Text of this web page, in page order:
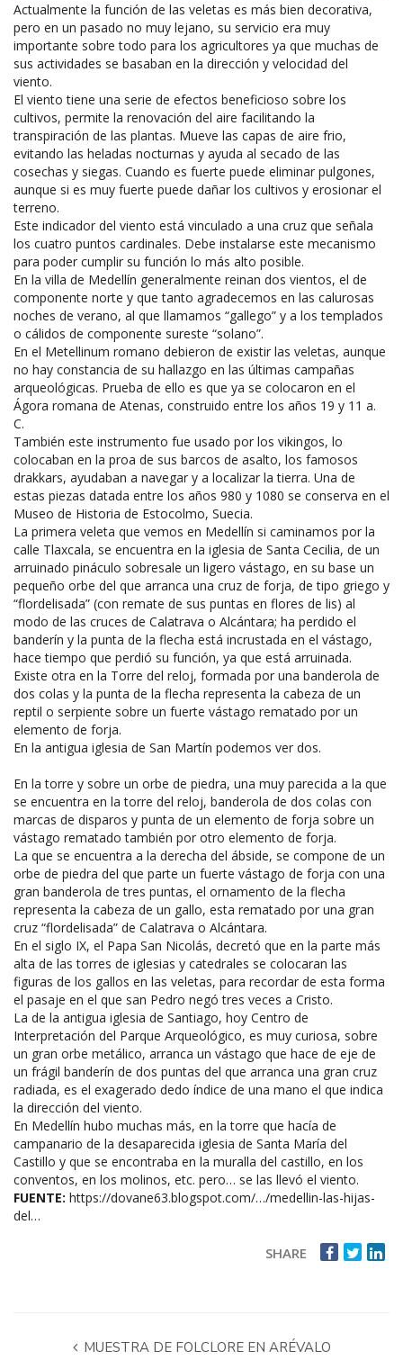
Actualmente la función de las veletas es más bien decorativa,
pero en un pasado no muy lejano, su servicio era muy
importante sobre todo para los agricultores ya que muchas de
sus actividades se basaban en la dirección y velocidad del
viento.
El viento tiene una serie de efectos beneficioso sobre los
cultivos, permite la renovación del aire facilitando la
transpiración de las plantas. Mueve las capas de aire frio,
evitando las heladas nocturnas y ayuda al secado de las
cosechas y siegas. Cuando es fuerte puede eliminar pulgones,
aunque si es muy fuerte puede dañar los cultivos y erosionar el
terreno.
Este indicador del viento está vinculado a una cruz que señala
los cuatro puntos cardinales. Debe instalarse este mecanismo
para poder cumplir su función lo más alto posible.
En la villa de Medellín generalmente reinan dos vientos, el de
componente norte y que tanto agradecemos en las calurosas
noches de verano, al que llamamos “gallego” y a los templados
o cálidos de componente sureste “solano”.
En el Metellinum romano debieron de existir las veletas, aunque
no hay constancia de su hallazgo en las últimas campañas
arqueológicas. Prueba de ello es que ya se colocaron en el
Ágora romana de Atenas, construido entre los años 19 y 11 a.
C.
También este instrumento fue usado por los vikingos, lo
colocaban en la proa de sus barcos de asalto, los famosos
drakkars, ayudaban a navegar y a localizar la tierra. Una de
estas piezas datada entre los años 980 y 1080 se conserva en el
Museo de Historia de Estocolmo, Suecia.
La primera veleta que vemos en Medellín si caminamos por la
calle Tlaxcala, se encuentra en la iglesia de Santa Cecilia, de un
arruinado pináculo sobresale un ligero vástago, en su base un
pequeño orbe del que arranca una cruz de forja, de tipo griego y
“flordelisada” (con remate de sus puntas en flores de lis) al
modo de las cruces de Calatrava o Alcántara; ha perdido el
banderín y la punta de la flecha está incrustada en el vástago,
hace tiempo que perdió su función, ya que está arruinada.
Existe otra en la Torre del reloj, formada por una banderola de
dos colas y la punta de la flecha representa la cabeza de un
reptil o serpiente sobre un fuerte vástago rematado por un
elemento de forja.
En la antigua iglesia de San Martín podemos ver dos.
En la torre y sobre un orbe de piedra, una muy parecida a la que
se encuentra en la torre del reloj, banderola de dos colas con
marcas de disparos y punta de un elemento de forja sobre un
vástago rematado también por otro elemento de forja.
La que se encuentra a la derecha del ábside, se compone de un
orbe de piedra del que parte un fuerte vástago de forja con una
gran banderola de tres puntas, el ornamento de la flecha
representa la cabeza de un gallo, esta rematado por una gran
cruz “flordelisada” de Calatrava o Alcántara.
En el siglo IX, el Papa San Nicolás, decretó que en la parte más
alta de las torres de iglesias y catedrales se colocaran las
figuras de los gallos en las veletas, para recordar de esta forma
el pasaje en el que san Pedro negó tres veces a Cristo.
La de la antigua iglesia de Santiago, hoy Centro de
Interpretación del Parque Arqueológico, es muy curiosa, sobre
un gran orbe metálico, arranca un vástago que hace de eje de
un frágil banderín de dos puntas del que arranca una gran cruz
radiada, es el exagerado dedo índice de una mano el que indica
la dirección del viento.
En Medellín hubo muchas más, en la torre que hacía de
campanario de la desaparecida iglesia de Santa María del
Castillo y que se encontraba en la muralla del castillo, en los
conventos, en los molinos, etc. pero… se las llevó el viento.
FUENTE: https://dovane63.blogspot.com/…/medellin-las-hijas-
del…
SHARE
MUESTRA DE FOLCLORE EN ARÉVALO